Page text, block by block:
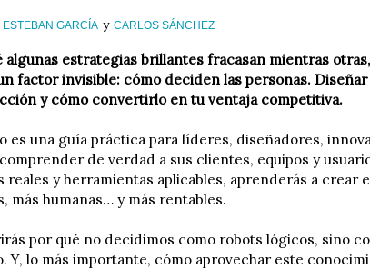
ESTEBAN GARCÍA y CARLOS SÁNCHEZ
algunas estrategias brillantes fracasan mientras
factor invisible: cómo deciden las personas.
y cómo convertirlo en tu ventaja competitiva.
es una guía práctica para líderes, diseñadores,
de verdad a sus clientes, equipos y
reales y herramientas aplicables, aprenderás a
más humanas… y más rentables.
por qué no decidimos como robots lógicos, sino
Y, lo más importante, cómo aprovechar este